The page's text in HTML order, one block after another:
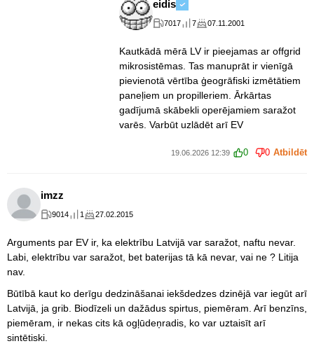
eidis
7017 7 07.11.2001
Kautkādā mērā LV ir pieejamas ar offgrid
mikrosistēmas. Tas manuprāt ir vienīgā
pievienotā vērtība ģeogrāfiski izmētātiem
paneļiem un propilleriem. Ārkārtas
gadījumā skābekli operējamiem saražot
varēs. Varbūt uzlādēt arī EV
19.06.2026 12:39 0 0 Atbildēt
imzz
9014 1 27.02.2015
Arguments par EV ir, ka elektrību Latvijā var saražot, naftu nevar.
Labi, elektrību var saražot, bet baterijas tā kā nevar, vai ne ? Litija
nav.
Būtībā kaut ko derīgu dedzināšanai iekšdedzes dzinējā var iegūt arī
Latvijā, ja grib. Biodīzeli un dažādus spirtus, piemēram. Arī benzīns,
piemēram, ir nekas cits kā ogļūdeņradis, ko var uztaisīt arī
sintētiski.